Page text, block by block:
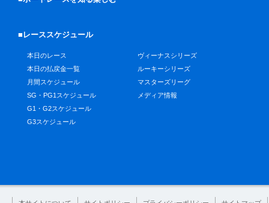
■レーススケジュール
本日のレース
本日の払戻金一覧
月間スケジュール
SG・PG1スケジュール
G1・G2スケジュール
G3スケジュール
ヴィーナスシリーズ
ルーキーシリーズ
マスターズリーグ
メディア情報